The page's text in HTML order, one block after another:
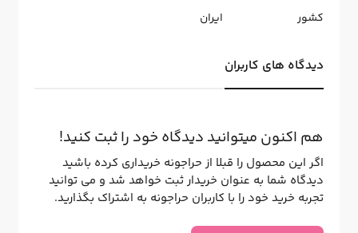
کشور
ایران
دیدگاه های کاربران
هم اکنون میتوانید دیدگاه خود را ثبت کنید!
اگر این محصول را قبلا از حراجونه خریداری کرده باشید
دیدگاه شما به عنوان خریدار ثبت خواهد شد و می توانید
تجربه خرید خود را با کاربران حراجونه به اشتراک بگذارید.